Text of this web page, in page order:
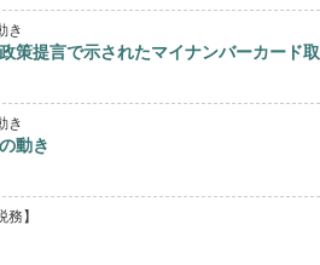
き
策提言で示されたマイナンバーカード取
き
動き
】